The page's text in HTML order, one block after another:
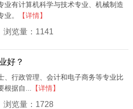
业有计算机科学与技术专业、机械制造
。
【详情】
浏览量：1141
好？
、行政管理、会计和电子商务等专业比
据自...
【详情】
浏览量：1728